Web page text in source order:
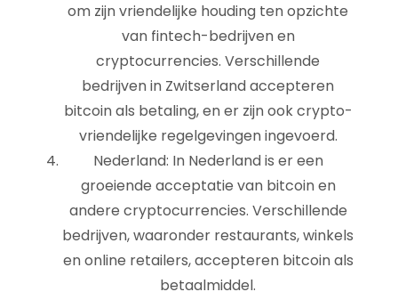
om zijn vriendelijke houding ten opzichte
van fintech-bedrijven en
cryptocurrencies. Verschillende
bedrijven in Zwitserland accepteren
bitcoin als betaling, en er zijn ook crypto-
vriendelijke regelgevingen ingevoerd.
Nederland: In Nederland is er een
groeiende acceptatie van bitcoin en
andere cryptocurrencies. Verschillende
bedrijven, waaronder restaurants, winkels
en online retailers, accepteren bitcoin als
betaalmiddel.